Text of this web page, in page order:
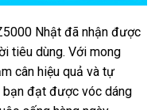
Nhật đã nhận được
tiêu dùng. Với mong
cân hiệu quả và tự
bạn đạt được vóc dáng